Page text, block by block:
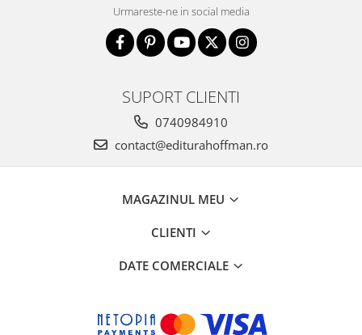
Urmareste-ne in social media
SUPORT CLIENTI
0740984910
contact@editurahoffman.ro
MAGAZINUL MEU
CLIENTI
DATE COMERCIALE